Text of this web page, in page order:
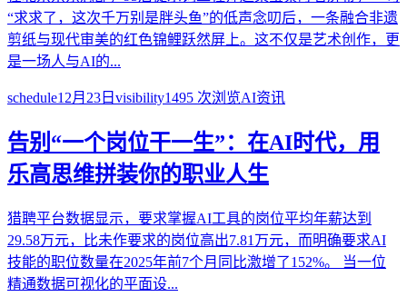
“求求了，这次千万别是胖头鱼”的低声念叨后，一条融合非遗
剪纸与现代审美的红色锦鲤跃然屏上。这不仅是艺术创作，更
是一场人与AI的...
schedule12月23日 visibility1495 次浏览AI资讯
告别“一个岗位干一生”：在AI时代，用
乐高思维拼装你的职业人生
猎聘平台数据显示，要求掌握AI工具的岗位平均年薪达到
29.58万元，比未作要求的岗位高出7.81万元，而明确要求AI
技能的职位数量在2025年前7个月同比激增了152%。 当一位
精通数据可视化的平面设...